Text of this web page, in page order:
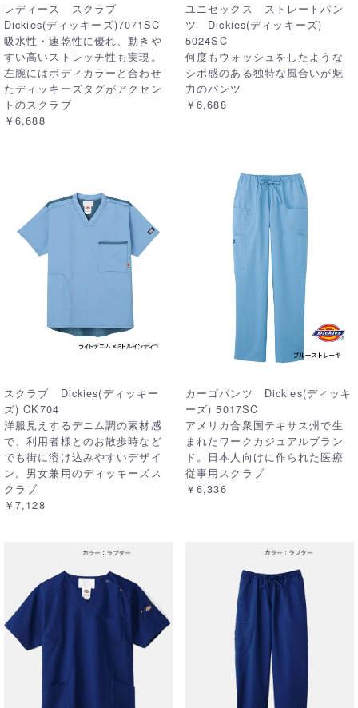
レディース スクラブ
Dickies(ディッキーズ)7071SC
吸水性・速乾性に優れ、動きや
すい高いストレッチ性も実現。
左腕にはボディカラーと合わせ
たディッキーズタグがアクセン
トのスクラブ
￥6,688
ユニセックス ストレートパン
ツ Dickies(ディッキーズ)
5024SC
何度もウォッシュをしたような
シボ感のある独特な風合いが魅
力のパンツ
￥6,688
スクラブ Dickies(ディッキー
ズ) CK704
洋服見えするデニム調の素材感
で、利用者様とのお散歩時など
でも街に溶け込みやすいデザイ
ン。男女兼用のディッキーズス
クラブ
￥7,128
カーゴパンツ Dickies(ディッキ
ーズ) 5017SC
アメリカ合衆国テキサス州で生
まれたワークカジュアルブラン
ド。日本人向けに作られた医療
従事用スクラブ
￥6,336